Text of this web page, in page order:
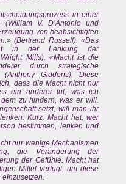
in einer
(William V. D’Antonio und
von beabsichtigten
(Bertrand Russell). «Das
in der Lenkung der
Mills). «Macht ist die
durch strategische
Giddens). Diese
dass die Macht nicht nur
ein anderer tut, was ich
zu hindern, was er will.
setzt, will man ihr
Kurz: Macht hat, wer
bestimmen, lenken und
nur wenige Mechanismen
die Veränderung der
der Gefühle. Macht hat
Mittel verfügt, um diese